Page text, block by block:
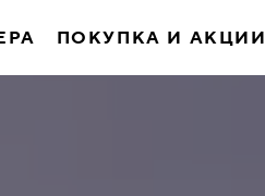
ПОКУПКА И АКЦИИ